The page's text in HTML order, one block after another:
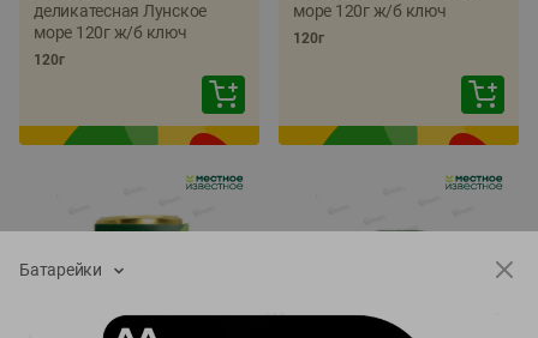
деликатесная Лунское
море 120г ж/б ключ
120г
море 120г ж/б ключ
120г
Батарейки